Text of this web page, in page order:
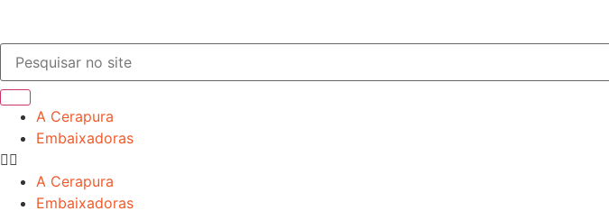
A Cerapura
Embaixadoras
A Cerapura
Embaixadoras